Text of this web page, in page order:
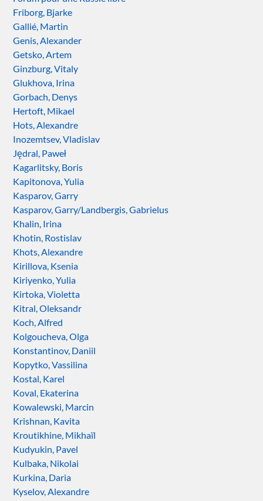
Friborg, Bjarke
Gallié, Martin
Genis, Alexander
Getsko, Artem
Ginzburg, Vitaly
Glukhova, Irina
Gorbach, Denys
Hertoft, Mikael
Hots, Alexandre
Inozemtsev, Vladislav
Jędral, Paweł
Kagarlitsky, Boris
Kapitonova, Yulia
Kasparov, Garry
Kasparov, Garry/Landbergis, Gabrielus
Khalin, Irina
Khotin, Rostislav
Khots, Alexandre
Kirillova, Ksenia
Kiriyenko, Yulia
Kirtoka, Violetta
Kitral, Oleksandr
Koch, Alfred
Kolgoucheva, Olga
Konstantinov, Daniil
Kopytko, Vassilina
Kostal, Karel
Koval, Ekaterina
Kowalewski, Marcin
Krishnan, Kavita
Kroutikhine, Mikhaïl
Kudyukin, Pavel
Kulbaka, Nikolai
Kurkina, Daria
Kyselov, Alexandre